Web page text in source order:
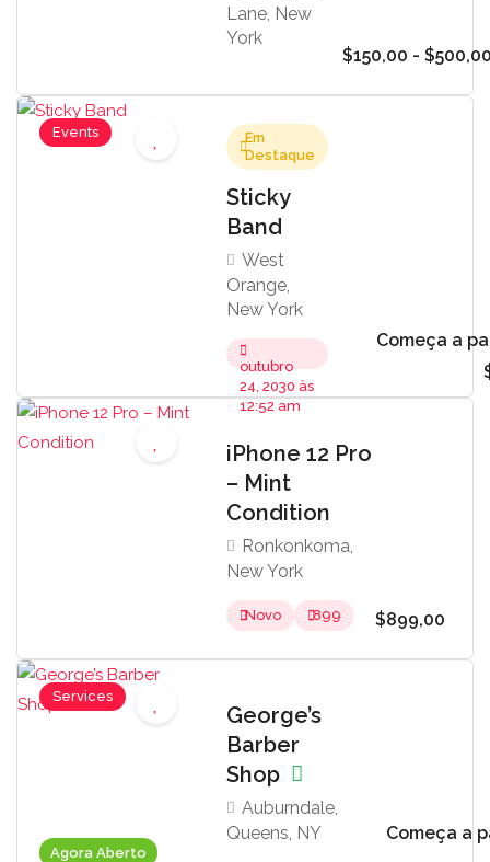
Lane, New
York
$150,00 -
Events
Em
Destaque
Sticky
Band
West
Orange,
New York
outubro
24, 2030 às
12:52 am
Começa a
iPhone 12 Pro
– Mint
Condition
Ronkonkoma,
New York
Novo 899 $899,00
Agora Aberto
Services
George’s
Barber
Shop
Auburndale,
Queens, NY
Começa a